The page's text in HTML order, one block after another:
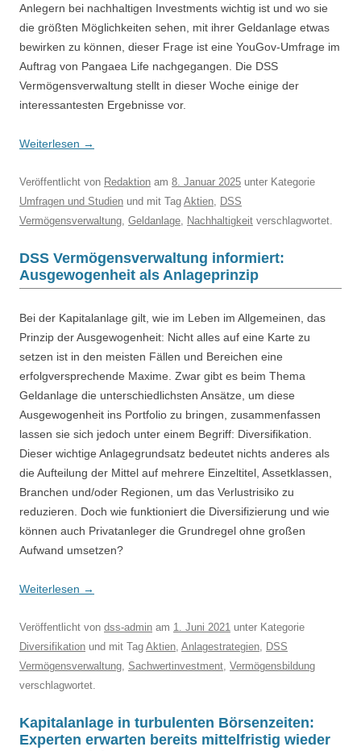
Anlegern bei nachhaltigen Investments wichtig ist und wo sie
die größten Möglichkeiten sehen, mit ihrer Geldanlage etwas
bewirken zu können, dieser Frage ist eine YouGov-Umfrage im
Auftrag von Pangaea Life nachgegangen. Die DSS
Vermögensverwaltung stellt in dieser Woche einige der
interessantesten Ergebnisse vor.
Weiterlesen →
Veröffentlicht von Redaktion am 8. Januar 2025 unter Kategorie
Umfragen und Studien und mit Tag Aktien, DSS
Vermögensverwaltung, Geldanlage, Nachhaltigkeit verschlagwortet.
DSS Vermögensverwaltung informiert:
Ausgewogenheit als Anlageprinzip
Bei der Kapitalanlage gilt, wie im Leben im Allgemeinen, das
Prinzip der Ausgewogenheit: Nicht alles auf eine Karte zu
setzen ist in den meisten Fällen und Bereichen eine
erfolgversprechende Maxime. Zwar gibt es beim Thema
Geldanlage die unterschiedlichsten Ansätze, um diese
Ausgewogenheit ins Portfolio zu bringen, zusammenfassen
lassen sie sich jedoch unter einem Begriff: Diversifikation.
Dieser wichtige Anlagegrundsatz bedeutet nichts anderes als
die Aufteilung der Mittel auf mehrere Einzeltitel, Assetklassen,
Branchen und/oder Regionen, um das Verlustrisiko zu
reduzieren. Doch wie funktioniert die Diversifizierung und wie
können auch Privatanleger die Grundregel ohne großen
Aufwand umsetzen?
Weiterlesen →
Veröffentlicht von dss-admin am 1. Juni 2021 unter Kategorie
Diversifikation und mit Tag Aktien, Anlagestrategien, DSS
Vermögensverwaltung, Sachwertinvestment, Vermögensbildung
verschlagwortet.
Kapitalanlage in turbulenten Börsenzeiten:
Experten erwarten bereits mittelfristig wieder